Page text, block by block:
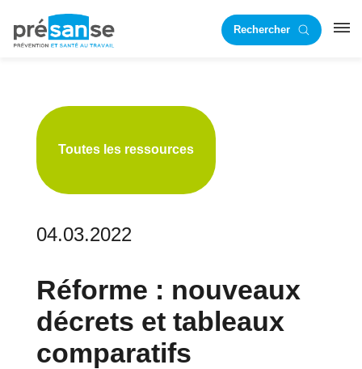
principale
RechercherRST
Toutes les ressources
04.03.2022
Réforme : nouveaux
décrets et tableaux
comparatifs